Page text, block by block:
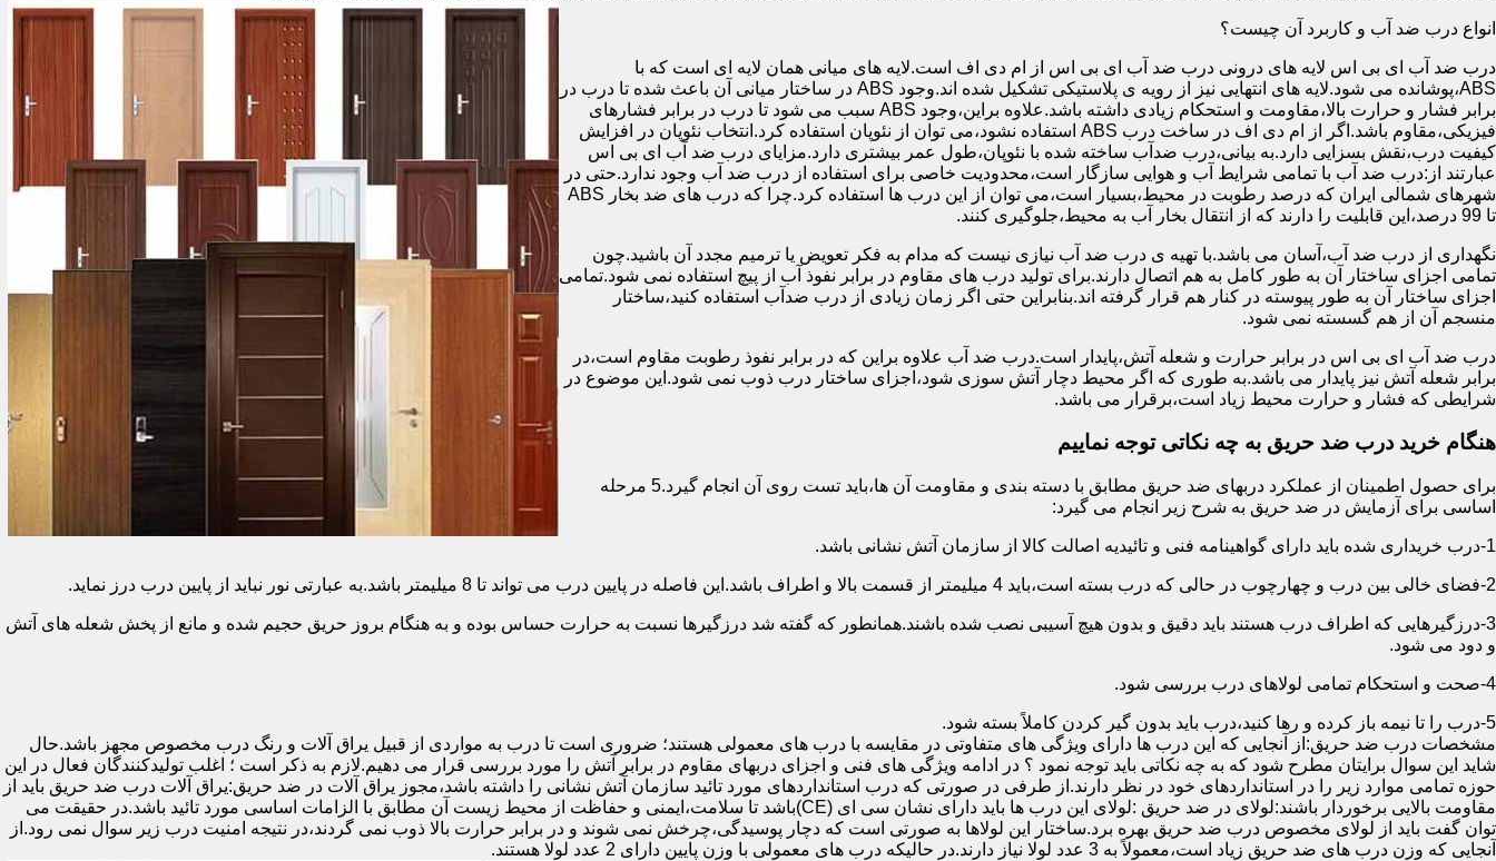
انواع درب ضد آب و کاربرد آن چیست؟
درب ضد آب ای بی اس لایه های درونی درب ضد آب ای بی اس از ام دی اف است.لایه های میانی همان لایه ای است که با
ABS،پوشانده می شود.لایه های انتهایی نیز از رویه ی پلاستیکی تشکیل شده اند.وجود ABS در ساختار میانی آن باعث شده تا درب در
برابر فشار و حرارت بالا،مقاومت و استحکام زیادی داشته باشد.علاوه براین،وجود ABS سبب می شود تا درب در برابر فشارهای
فیزیکی،مقاوم باشد.اگر از ام دی اف در ساخت درب ABS استفاده نشود،می توان از نئوپان استفاده کرد.انتخاب نئوپان در افزایش
کیفیت درب،نقش بسزایی دارد.به بیانی،درب ضدآب ساخته شده با نئوپان،طول عمر بیشتری دارد.مزایای درب ضد آب ای بی اس
عبارتند از:درب ضد آب با تمامی شرایط آب و هوایی سازگار است،محدودیت خاصی برای استفاده از درب ضد آب وجود ندارد.حتی در
شهرهای شمالی ایران که درصد رطوبت در محیط،بسیار است،می توان از این درب ها استفاده کرد.چرا که درب های ضد بخار ABS
تا 99 درصد،این قابلیت را دارند که از انتقال بخار آب به محیط،جلوگیری کنند.
نگهداری از درب ضد آب،آسان می باشد.با تهیه ی درب ضد آب نیازی نیست که مدام به فکر تعویض یا ترمیم مجدد آن باشید.چون
تمامی اجزای ساختار آن به طور کامل به هم اتصال دارند.برای تولید درب های مقاوم در برابر نفوذ آب از پیچ استفاده نمی شود.تمامی
اجزای ساختار آن به طور پیوسته در کنار هم قرار گرفته اند.بنابراین حتی اگر زمان زیادی از درب ضدآب استفاده کنید،ساختار
منسجم آن از هم گسسته نمی شود.
درب ضد آب ای بی اس در برابر حرارت و شعله آتش،پایدار است.درب ضد آب علاوه براین که در برابر نفوذ رطوبت مقاوم است،در
برابر شعله آتش نیز پایدار می باشد.به طوری که اگر محیط دچار آتش سوزی شود،اجزای ساختار درب ذوب نمی شود.این موضوع در
شرایطی که فشار و حرارت محیط زیاد است،برقرار می باشد.
هنگام خرید درب ضد حریق به چه نکاتی توجه نماییم
برای حصول اطمینان از عملکرد دربهای ضد حریق مطابق با دسته بندی و مقاومت آن ها،باید تست روی آن انجام گیرد.5 مرحله
اساسی برای آزمایش در ضد حریق به شرح زیر انجام می گیرد:
1-درب خریداری شده باید دارای گواهینامه فنی و تائیدیه اصالت کالا از سازمان آتش نشانی باشد.
2-فضای خالی بین درب و چهارچوب در حالی که درب بسته است،باید 4 میلیمتر از قسمت بالا و اطراف باشد.این فاصله در پایین درب می تواند تا 8 میلیمتر باشد.به عبارتی نور نباید از پایین درب درز نماید.
3-درزگیرهایی که اطراف درب هستند باید دقیق و بدون هیچ آسیبی نصب شده باشند.همانطور که گفته شد درزگیرها نسبت به حرارت حساس بوده و به هنگام بروز حریق حجیم شده و مانع از پخش شعله های آتش
و دود می شود.
4-صحت و استحکام تمامی لولاهای درب بررسی شود.
5-درب را تا نیمه باز کرده و رها کنید،درب باید بدون گیر کردن کاملاً بسته شود.
مشخصات درب ضد حریق:از آنجایی که این درب ها دارای ویژگی های متفاوتی در مقایسه با درب های معمولی هستند؛ ضروری است تا درب به مواردی از قبیل یراق آلات و رنگ درب مخصوص مجهز باشد.حال
شاید این سوال برایتان مطرح شود که به چه نکاتی باید توجه نمود ؟ در ادامه ویژگی های فنی و اجزای دربهای مقاوم در برابر آتش را مورد بررسی قرار می دهیم.لازم به ذکر است ؛ اغلب تولیدکنندگان فعال در این
حوزه تمامی موارد زیر را در استانداردهای خود در نظر دارند.از طرفی در صورتی که درب استانداردهای مورد تائید سازمان آتش نشانی را داشته باشد،مجوز یراق آلات در ضد حریق:یراق آلات درب ضد حریق باید از
مقاومت بالایی برخوردار باشند:لولای در ضد حریق :لولای این درب ها باید دارای نشان سی ای (CE)باشد تا سلامت،ایمنی و حفاظت از محیط زیست آن مطابق با الزامات اساسی مورد تائید باشد.در حقیقت می
توان گفت باید از لولای مخصوص درب ضد حریق بهره برد.ساختار این لولاها به صورتی است که دچار پوسیدگی،چرخش نمی شوند و در برابر حرارت بالا ذوب نمی گردند،در نتیجه امنیت درب زیر سوال نمی رود.از
آنجایی که وزن درب های ضد حریق زیاد است،معمولاً به 3 عدد لولا نیاز دارند.در حالیکه درب های معمولی با وزن پایین دارای 2 عدد لولا هستند.